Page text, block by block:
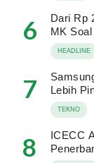
6
Dari Rp
MK
HEADLINE
7
Lebih
TEKNO
8
ICECC